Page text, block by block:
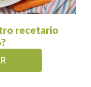
recetario